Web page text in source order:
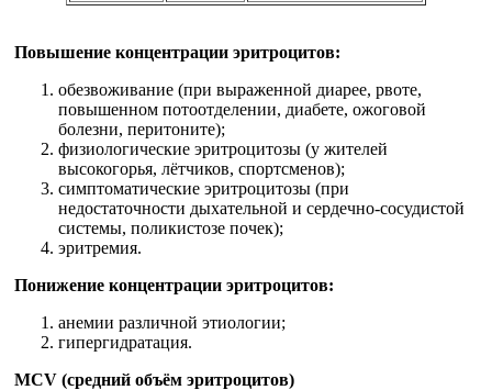
Повышение концентрации эритроцитов:
обезвоживание (при выраженной диарее, рвоте,
повышенном потоотделении, диабете, ожоговой
болезни, перитоните);
физиологические эритроцитозы (у жителей
высокогорья, лётчиков, спортсменов);
симптоматические эритроцитозы (при
недостаточности дыхательной и сердечно-сосудистой
системы, поликистозе почек);
эритремия.
Понижение концентрации эритроцитов:
анемии различной этиологии;
гипергидратация.
MCV (средний объём эритроцитов)